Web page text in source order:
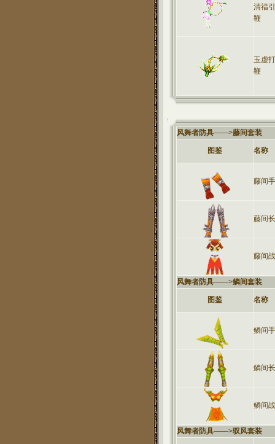
清福
鞭
玉虚
鞭
风舞者防具——>藤间套装
图鉴 名称
藤间
藤间
藤间
风舞者防具——>鳞间套装
图鉴 名称
鳞间
鳞间
鳞间
风舞者防具——>驭风套装